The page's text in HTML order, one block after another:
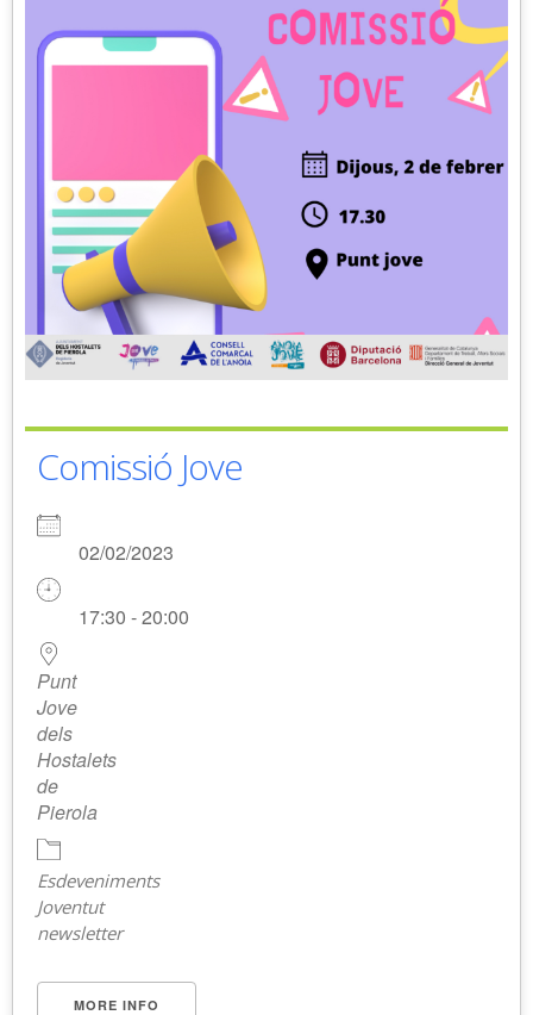
Comissió Jove
02/02/2023
17:30 - 20:00
Punt
Jove
dels
Hostalets
de
Pierola
Esdeveniments
Joventut
newsletter
MORE INFO